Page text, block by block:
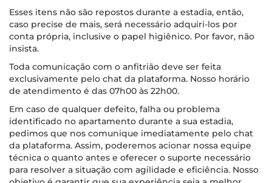
Esses itens não são repostos durante a estadia, então,
caso precise de mais, será necessário adquiri-los por
conta própria, inclusive o papel higiênico. Por favor, não
insista.
Toda comunicação com o anfitrião deve ser feita
exclusivamente pelo chat da plataforma. Nosso horário
de atendimento é das 07h00 às 22h00.
Em caso de qualquer defeito, falha ou problema
identificado no apartamento durante a sua estadia,
pedimos que nos comunique imediatamente pelo chat
da plataforma. Assim, poderemos acionar nossa equipe
técnica o quanto antes e oferecer o suporte necessário
para resolver a situação com agilidade e eficiência. Nosso